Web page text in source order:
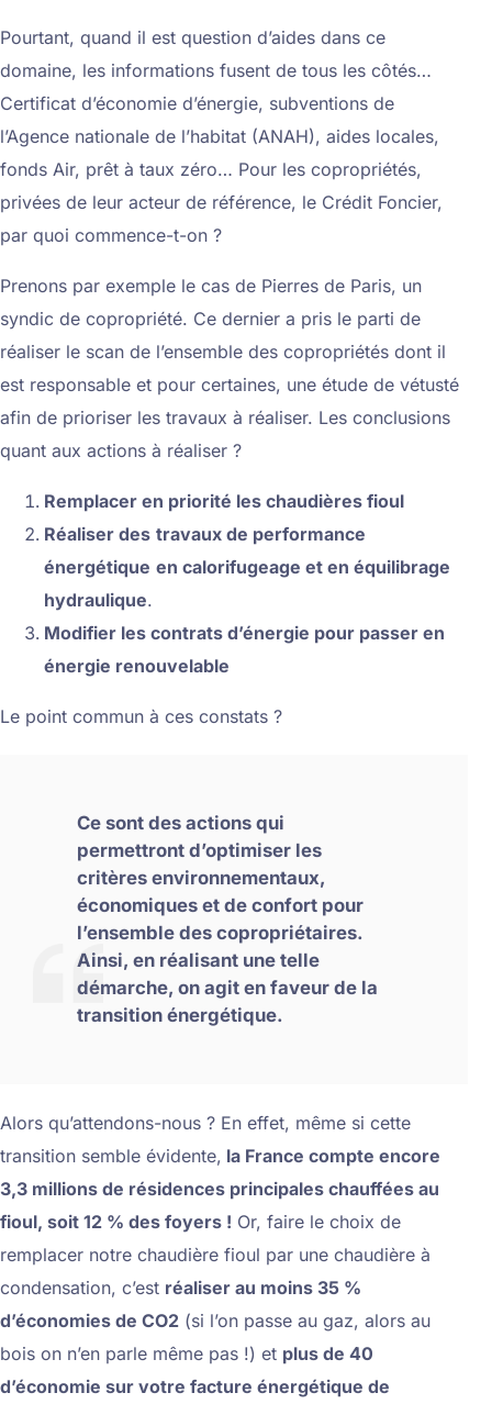
Pourtant, quand il est question d’aides dans ce
domaine, les informations fusent de tous les côtés…
Certificat d’économie d’énergie, subventions de
l’Agence nationale de l’habitat (ANAH), aides locales,
fonds Air, prêt à taux zéro… Pour les copropriétés,
privées de leur acteur de référence, le Crédit Foncier,
par quoi commence-t-on ?
Prenons par exemple le cas de Pierres de Paris, un
syndic de copropriété. Ce dernier a pris le parti de
réaliser le scan de l’ensemble des copropriétés dont il
est responsable et pour certaines, une étude de vétusté
afin de prioriser les travaux à réaliser. Les conclusions
quant aux actions à réaliser ?
Remplacer en priorité les chaudières fioul
Réaliser des travaux de performance
énergétique en calorifugeage et en équilibrage
hydraulique.
Modifier les contrats d’énergie pour passer en
énergie renouvelable
Le point commun à ces constats ?
Ce sont des actions qui
permettront d’optimiser les
critères environnementaux,
économiques et de confort pour
l’ensemble des copropriétaires.
Ainsi, en réalisant une telle
démarche, on agit en faveur de la
transition énergétique.
Alors qu’attendons-nous ? En effet, même si cette
transition semble évidente, la France compte encore
3,3 millions de résidences principales chauffées au
fioul, soit 12 % des foyers ! Or, faire le choix de
remplacer notre chaudière fioul par une chaudière à
condensation, c’est réaliser au moins 35 %
d’économies de CO2 (si l’on passe au gaz, alors au
bois on n’en parle même pas !) et plus de 40
d’économie sur votre facture énergétique de